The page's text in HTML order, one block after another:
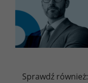
Sprawdź również: